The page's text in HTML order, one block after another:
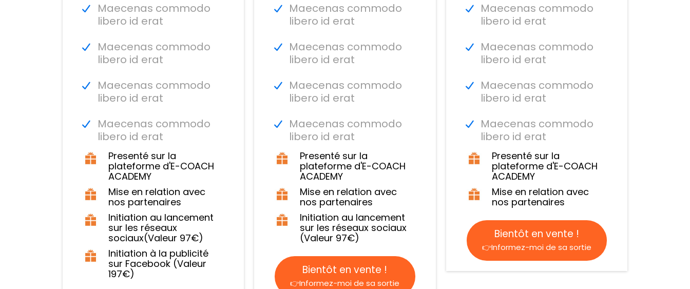
Maecenas commodo
libero id erat
Maecenas commodo
libero id erat
Maecenas commodo
libero id erat
Maecenas commodo
libero id erat
Presenté sur la
plateforme d'E-COACH
ACADEMY
Mise en relation avec
nos partenaires
Initiation au lancement
sur les réseaux
sociaux(Valeur 97€)
Initiation à la publicité
sur Facebook (Valeur
197€)
Maecenas commodo
libero id erat
Maecenas commodo
libero id erat
Maecenas commodo
libero id erat
Maecenas commodo
libero id erat
Presenté sur la
plateforme d'E-COACH
ACADEMY
Mise en relation avec
nos partenaires
Initiation au lancement
sur les réseaux sociaux
(Valeur 97€)
Bientôt en vente !
👉Informez-moi de sa sortie
Maecenas commodo
libero id erat
Maecenas commodo
libero id erat
Maecenas commodo
libero id erat
Maecenas commodo
libero id erat
Presenté sur la
plateforme d'E-COACH
ACADEMY
Mise en relation avec
nos partenaires
Bientôt en vente !
👉Informez-moi de sa sortie